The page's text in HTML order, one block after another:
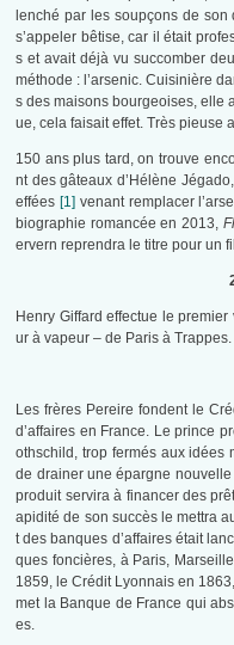
lenché par les soupçons de son
s’appeler bêtise, car il était
s et avait déjà vu succomber
méthode : l’arsenic. Cuisinière
s des maisons bourgeoises, elle
ue, cela faisait effet. Très pieuse
150 ans plus tard, on trouve
nt des gâteaux d’Hélène
effées [1] venant remplacer
biographie romancée en 2013,
ervern reprendra le titre pour un
Henry Giffard effectue le
ur à vapeur – de Paris à Trappes.
Les frères Pereire fondent le
d’affaires en France. Le prince
othschild, trop fermés aux idées
de drainer une épargne
produit servira à financer des
apidité de son succès le mettra
t des banques d’affaires était
ques foncières, à Paris,
1859, le Crédit Lyonnais en
met la Banque de France qui
es.